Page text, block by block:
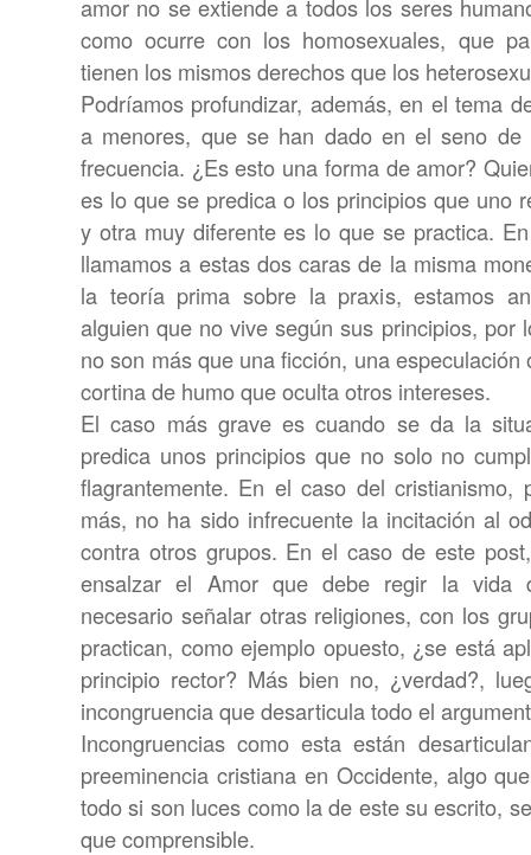
amor no se extiende a todos los seres
como ocurre con los homosexuales, que
tienen los mismos derechos que los
Podríamos profundizar, además, en el tema
a menores, que se han dado en el seno de
frecuencia. ¿Es esto una forma de amor?
es lo que se predica o los principios que uno
y otra muy diferente es lo que se practica.
llamamos a estas dos caras de la misma
la teoría prima sobre la praxis, estamos
alguien que no vive según sus principios, por
no son más que una ficción, una
cortina de humo que oculta otros intereses.
El caso más grave es cuando se da la
predica unos principios que no solo no
flagrantemente. En el caso del cristianismo,
más, no ha sido infrecuente la incitación al
contra otros grupos. En el caso de este
ensalzar el Amor que debe regir la vida
necesario señalar otras religiones, con los
practican, como ejemplo opuesto, ¿se está
principio rector? Más bien no, ¿verdad?,
incongruencia que desarticula todo el
Incongruencias como esta están
preeminencia cristiana en Occidente, algo
todo si son luces como la de este su escrito,
que comprensible.